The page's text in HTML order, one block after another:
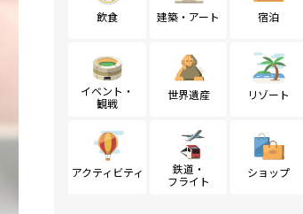
飲食 建築・アート 宿泊
イベント・
観戦
世界遺産 リゾート
アクティビティ
鉄道・
フライト
ショップ